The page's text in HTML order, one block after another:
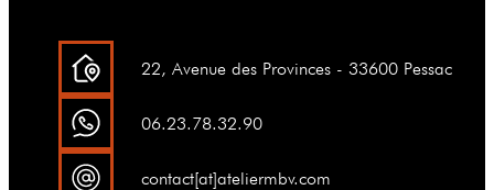
22, Avenue des Provinces - 33600 Pessac
06.23.78.32.90
contact[at]ateliermbv.com